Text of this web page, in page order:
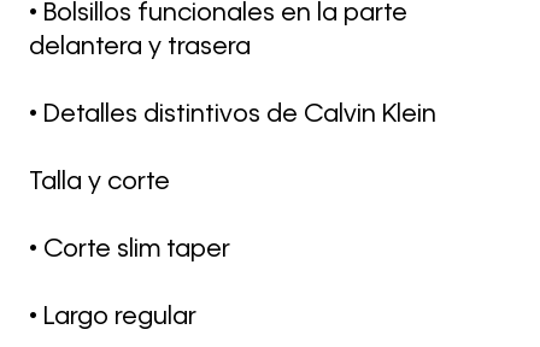
• Bolsillos funcionales en la parte
delantera y trasera
• Detalles distintivos de Calvin Klein
Talla y corte
• Corte slim taper
• Largo regular